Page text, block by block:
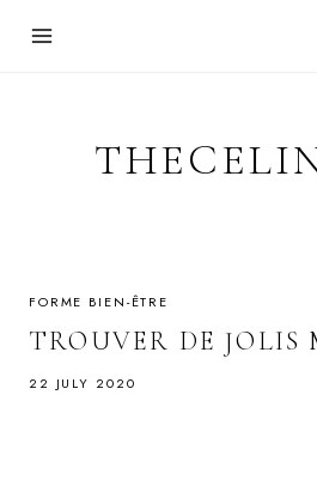
FORME BIEN-ÊTRE
TROUVER DE JOLIS
22 JULY 2020